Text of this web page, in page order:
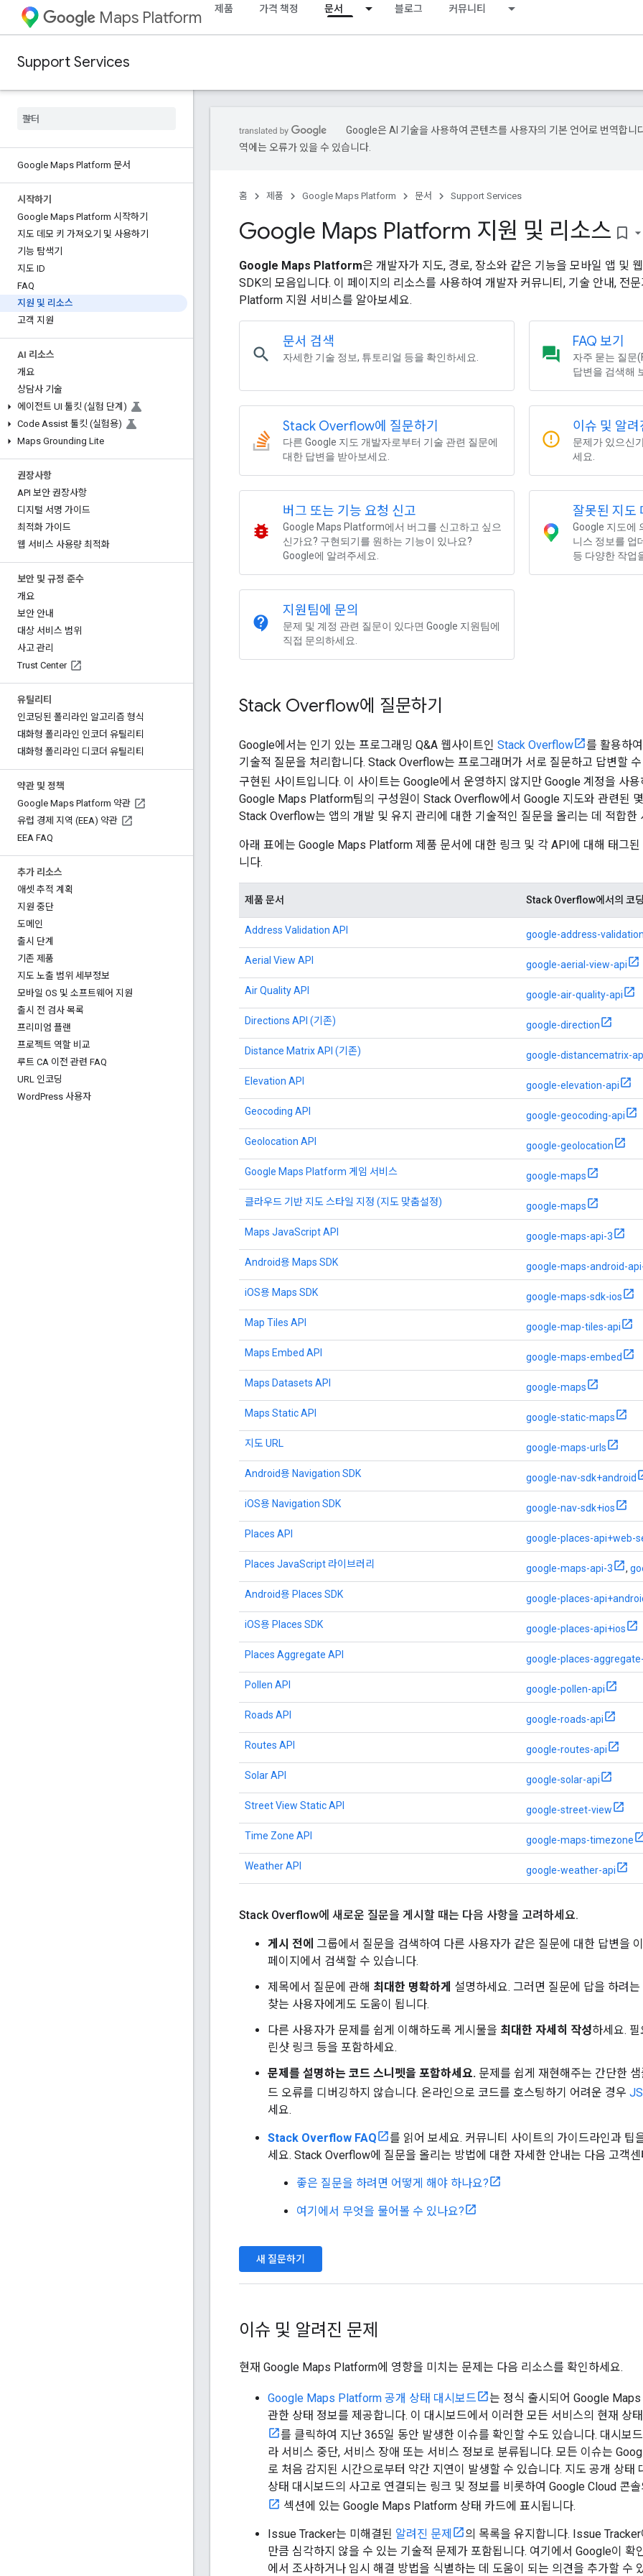
Maps Platform 제품 가격 책정 문서 블로그 커뮤니티
Support Services
Google Maps Platform 문서
시작하기
Google Maps Platform 시작하기
지도 데모 키 가져오기 및 사용하기
기능 탐색기
지도 ID
FAQ
지원 및 리소스
고객 지원
AI 리소스
개요
상담사 기술
에이전트 UI 툴킷 (실험 단계)
Code Assist 툴킷 (실험용)
Maps Grounding Lite
권장사항
API 보안 권장사항
디지털 서명 가이드
최적화 가이드
웹 서비스 사용량 최적화
보안 및 규정 준수
개요
보안 안내
대상 서비스 범위
사고 관리
Trust Center
유틸리티
인코딩된 폴리라인 알고리즘 형식
대화형 폴리라인 인코더 유틸리티
대화형 폴리라인 디코더 유틸리티
약관 및 정책
Google Maps Platform 약관
유럽 경제 지역 (EEA) 약관
EEA FAQ
추가 리소스
애셋 추적 계획
지원 중단
도메인
출시 단계
기존 제품
지도 노출 범위 세부정보
모바일 OS 및 소프트웨어 지원
출시 전 검사 목록
프리미엄 플랜
프로젝트 역할 비교
루트 CA 이전 관련 FAQ
URL 인코딩
WordPress 사용자
Google은 AI 기술을 사용하여 콘텐츠를 사용자의 기본 언어로 번역합니
역에는 오류가 있을 수 있습니다.
홈 제품 Google Maps Platform 문서 Support Services
Google Maps Platform 지원 및 리소스 bookmark_border
Google Maps Platform은 개발자가 지도, 경로, 장소와 같은 기능을 모바일 앱 및
SDK의 모음입니다. 이 페이지의 리소스를 사용하여 개발자 커뮤니티, 기술 안내, 전
Platform 지원 서비스를 알아보세요.
search
문서 검색
자세한 기술 정보, 튜토리얼 등을 확인하세요. question_answer
FAQ 보기
자주 묻는 질문
답변을 검색해
Stack Overflow에 질문하기
다른 Google 지도 개발자로부터 기술 관련 질문에
대한 답변을 받아보세요.
error_outline
이슈 및 알려
문제가 있으신
세요.
bug_report
버그 또는 기능 요청 신고
Google Maps Platform에서 버그를 신고하고 싶으
신가요? 구현되기를 원하는 기능이 있나요?
Google에 알려주세요.
잘못된 지도
Google 지도에
니스 정보를 업
등 다양한 작업
contact_support
지원팀에 문의
문제 및 계정 관련 질문이 있다면 Google 지원팀에
직접 문의하세요.
Stack Overflow에 질문하기
Google에서는 인기 있는 프로그래밍 Q&A 웹사이트인 Stack Overflow
를 활용하
기술적 질문을 처리합니다. Stack Overflow는 프로그래머가 서로 질문하고 답변할
구현된 사이트입니다. 이 사이트는 Google에서 운영하지 않지만 Google 계정을 사
Google Maps Platform팀의 구성원이 Stack Overflow에서 Google 지도와 관련된
Stack Overflow는 앱의 개발 및 유지 관리에 대한 기술적인 질문을 올리는 데 적합한
아래 표에는 Google Maps Platform 제품 문서에 대한 링크 및 각 API에 대해 태그
니다.
제품 문서 Stack Overflow에서의 코
Address Validation API google-address-
Aerial View API google-aerial-view-api
Air Quality API google-air-quality-api
Directions API (기존) google-direction
Distance Matrix API (기존) google-distancematrix-
Elevation API google-elevation-api
Geocoding API google-geocoding-api
Geolocation API google-geolocation
Google Maps Platform 게임 서비스 google-maps
클라우드 기반 지도 스타일 지정 (지도 맞춤설정) google-maps
Maps JavaScript API google-maps-api-3
Android용 Maps SDK google-maps-android-
iOS용 Maps SDK google-maps-sdk-ios
Map Tiles API google-map-tiles-api
Maps Embed API google-maps-embed
Maps Datasets API google-maps
Maps Static API google-static-maps
지도 URL google-maps-urls
Android용 Navigation SDK google-nav-sdk+android
iOS용 Navigation SDK google-nav-sdk+ios
Places API google-places-api+web-
Places JavaScript 라이브러리 google-maps-api-3 ,
Android용 Places SDK google-places-
iOS용 Places SDK google-places-api+ios
Places Aggregate API google-places-
Pollen API google-pollen-api
Roads API google-roads-api
Routes API google-routes-api
Solar API google-solar-api
Street View Static API google-street-view
Time Zone API google-maps-timezone
Weather API google-weather-api
Stack Overflow에 새로운 질문을 게시할 때는 다음 사항을 고려하세요.
게시 전에 그룹에서 질문을 검색하여 다른 사용자가 같은 질문에 대한 답변을
페이지에서 검색할 수 있습니다.
제목에서 질문에 관해 최대한 명확하게 설명하세요. 그러면 질문에 답을 하려
찾는 사용자에게도 도움이 됩니다.
다른 사용자가 문제를 쉽게 이해하도록 게시물을 최대한 자세히 작성하세요.
린샷 링크 등을 포함하세요.
문제를 설명하는 코드 스니펫을 포함하세요. 문제를 쉽게 재현해주는 간단한
드 오류를 디버깅하지 않습니다. 온라인으로 코드를 호스팅하기 어려운 경우
세요.
Stack Overflow FAQ
를 읽어 보세요. 커뮤니티 사이트의 가이드라인과 팁
세요. Stack Overflow에 질문을 올리는 방법에 대한 자세한 안내는 다음 고객
좋은 질문을 하려면 어떻게 해야 하나요?
여기에서 무엇을 물어볼 수 있나요?
새 질문하기
이슈 및 알려진 문제
현재 Google Maps Platform에 영향을 미치는 문제는 다음 리소스를 확인하세요.
Google Maps Platform 공개 상태 대시보드
는 정식 출시되어 Google
관한 상태 정보를 제공합니다. 이 대시보드에서 이러한 모든 서비스의 현재 상
를 클릭하여 지난 365일 동안 발생한 이슈를 확인할 수도 있습니다. 대시보
라 서비스 중단, 서비스 장애 또는 서비스 정보로 분류됩니다. 모든 이슈는
로 처음 감지된 시간으로부터 약간 지연이 발생할 수 있습니다. 지도 공개 상태
상태 대시보드의 사고로 연결되는 링크 및 정보를 비롯하여 Google Cloud 콘
섹션에 있는 Google Maps Platform 상태 카드에 표시됩니다.
Issue Tracker는 미해결된 알려진 문제
의 목록을 유지합니다. Issue
만큼 심각하지 않을 수 있는 기술적 문제가 포함됩니다. 여기에서 Google이 확
에서 조사하거나 임시 해결 방법을 식별하는 데 도움이 되는 의견을 추가할 수